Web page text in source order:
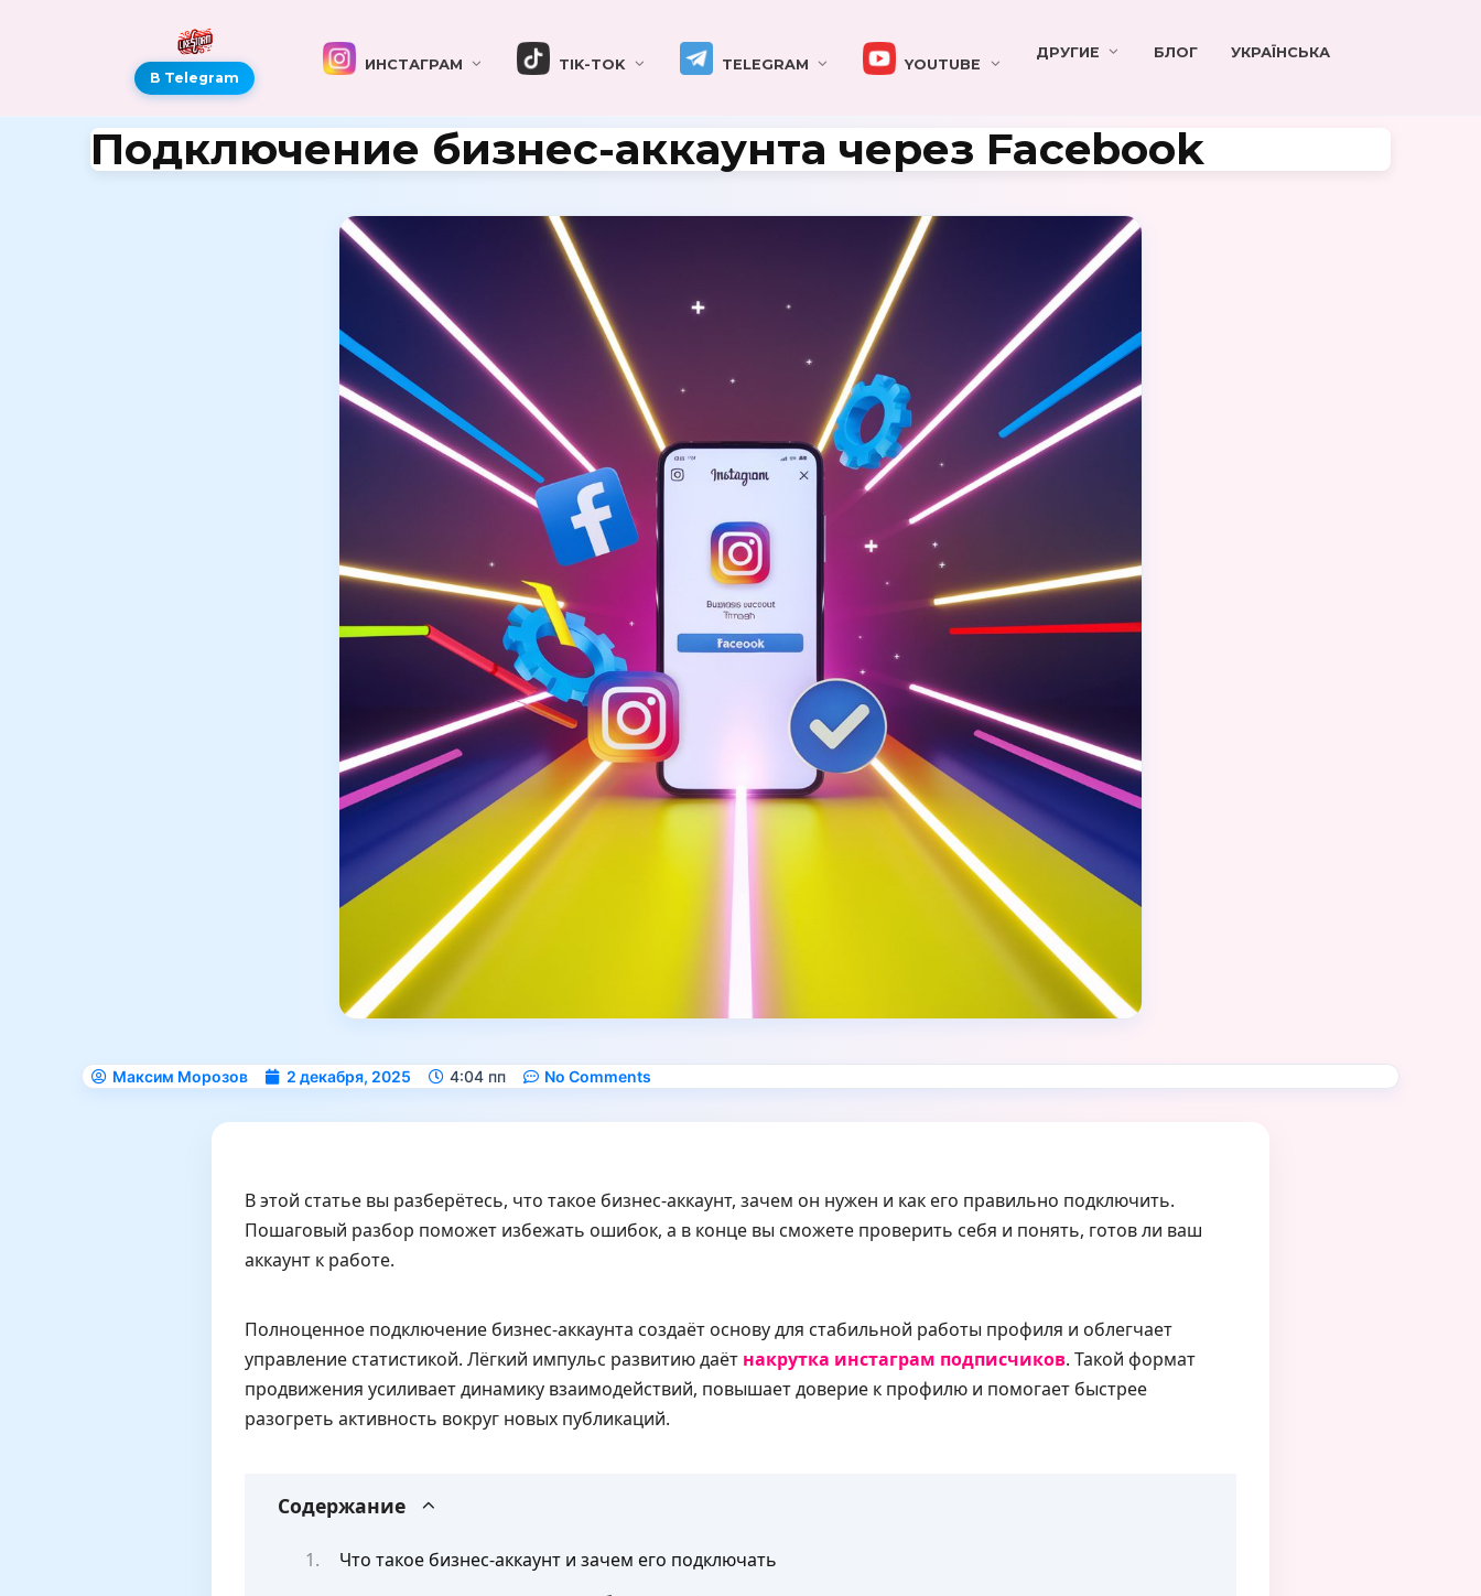
В Telegram
ИНСТАГРАМ TIK-TOK TELEGRAM YOUTUBE
ДРУГИЕ БЛОГ УКРАЇНСЬКА
Подключение бизнес-аккаунта через Facebook
Максим Морозов 2 декабря, 2025 4:04 пп No Comments
В этой статье вы разберётесь, что такое бизнес-аккаунт, зачем он нужен и как его правильно подключить.
Пошаговый разбор поможет избежать ошибок, а в конце вы сможете проверить себя и понять, готов ли ваш
аккаунт к работе.
Полноценное подключение бизнес-аккаунта создаёт основу для стабильной работы профиля и облегчает
управление статистикой. Лёгкий импульс развитию даёт накрутка инстаграм подписчиков. Такой формат
продвижения усиливает динамику взаимодействий, повышает доверие к профилю и помогает быстрее
разогреть активность вокруг новых публикаций.
Содержание
Что такое бизнес-аккаунт и зачем его подключать